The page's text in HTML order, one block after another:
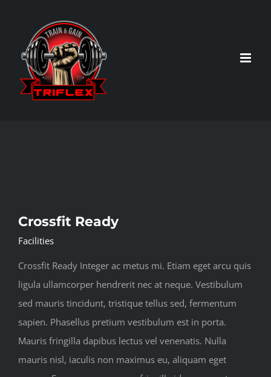
content
Crossfit Ready
Facilities
Crossfit Ready Integer ac metus mi. Etiam eget arcu quis
ligula ullamcorper hendrerit nec at neque. Vestibulum
sed mauris tincidunt, tristique tellus sed, fermentum
sapien. Phasellus pretium vestibulum est in porta.
Mauris fringilla dapibus lectus vel venenatis. Nulla
mauris nisl, iaculis non maximus eu, aliquam eget